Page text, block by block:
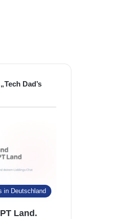
Dad’s
in Deutschland
Land.